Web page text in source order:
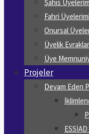
Şahıs
Fahri
Onursal
Üyelik
Üye
Projeler
Devam Eden